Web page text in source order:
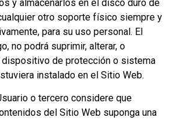
y almacenarlos en el disco duro de
otro soporte físico siempre y
para su uso personal. El
no podrá suprimir, alterar, o
dispositivo de protección o sistema
instalado en el Sitio Web.
o tercero considere que
del Sitio Web suponga una